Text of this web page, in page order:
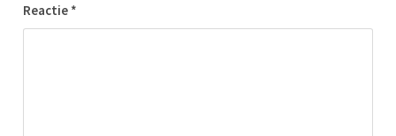
Reactie *